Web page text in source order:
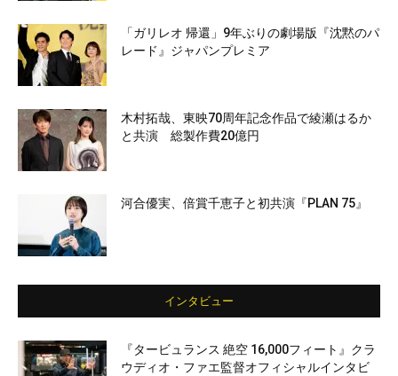
「ガリレオ 帰還」9年ぶりの劇場版『沈黙のパ
レード』ジャパンプレミア
木村拓哉、東映70周年記念作品で綾瀬はるか
と共演 総製作費20億円
河合優実、倍賞千恵子と初共演『PLAN 75』
インタビュー
『タービュランス 絶空 16,000フィート』クラ
ウディオ・ファエ監督オフィシャルインタビ